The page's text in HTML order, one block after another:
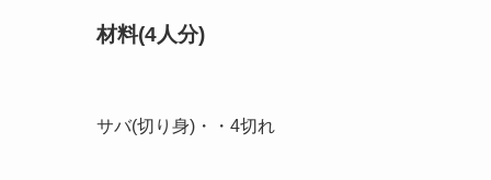
材料(4人分)
サバ(切り身)・・4切れ